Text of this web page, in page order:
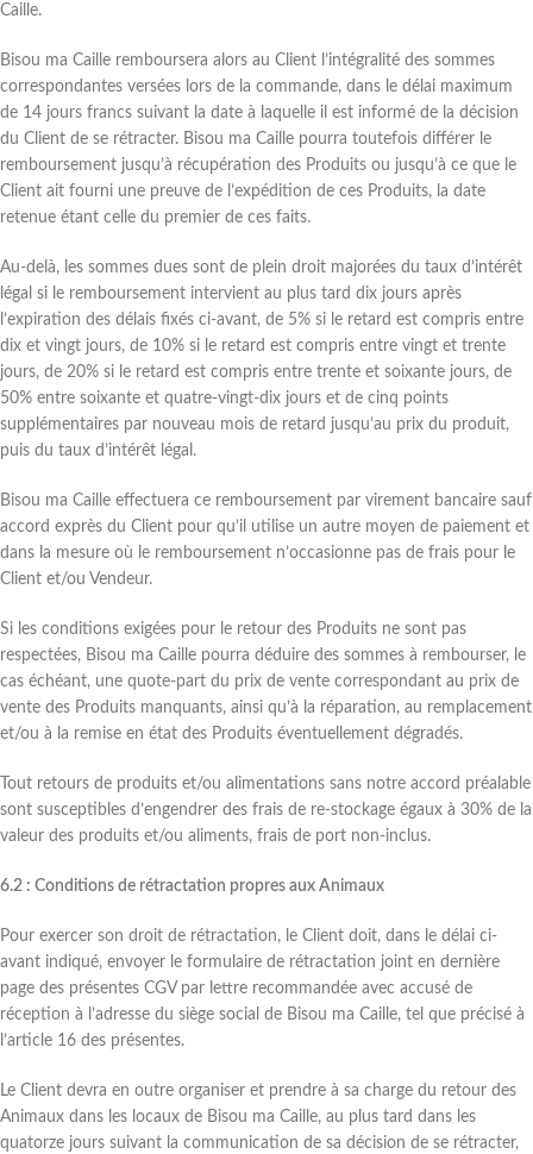
Caille.
Bisou ma Caille remboursera alors au Client l’intégralité des sommes
correspondantes versées lors de la commande, dans le délai maximum
de 14 jours francs suivant la date à laquelle il est informé de la décision
du Client de se rétracter. Bisou ma Caille pourra toutefois différer le
remboursement jusqu’à récupération des Produits ou jusqu’à ce que le
Client ait fourni une preuve de l’expédition de ces Produits, la date
retenue étant celle du premier de ces faits.
Au-delà, les sommes dues sont de plein droit majorées du taux d’intérêt
légal si le remboursement intervient au plus tard dix jours après
l’expiration des délais fixés ci-avant, de 5% si le retard est compris entre
dix et vingt jours, de 10% si le retard est compris entre vingt et trente
jours, de 20% si le retard est compris entre trente et soixante jours, de
50% entre soixante et quatre-vingt-dix jours et de cinq points
supplémentaires par nouveau mois de retard jusqu’au prix du produit,
puis du taux d’intérêt légal.
Bisou ma Caille effectuera ce remboursement par virement bancaire sauf
accord exprès du Client pour qu’il utilise un autre moyen de paiement et
dans la mesure où le remboursement n’occasionne pas de frais pour le
Client et/ou Vendeur.
Si les conditions exigées pour le retour des Produits ne sont pas
respectées, Bisou ma Caille pourra déduire des sommes à rembourser, le
cas échéant, une quote-part du prix de vente correspondant au prix de
vente des Produits manquants, ainsi qu’à la réparation, au remplacement
et/ou à la remise en état des Produits éventuellement dégradés.
Tout retours de produits et/ou alimentations sans notre accord préalable
sont susceptibles d’engendrer des frais de re-stockage égaux à 30% de la
valeur des produits et/ou aliments, frais de port non-inclus.
6.2 : Conditions de rétractation propres aux Animaux
Pour exercer son droit de rétractation, le Client doit, dans le délai ci-
avant indiqué, envoyer le formulaire de rétractation joint en dernière
page des présentes CGV par lettre recommandée avec accusé de
réception à l’adresse du siège social de Bisou ma Caille, tel que précisé à
l’article 16 des présentes.
Le Client devra en outre organiser et prendre à sa charge du retour des
Animaux dans les locaux de Bisou ma Caille, au plus tard dans les
quatorze jours suivant la communication de sa décision de se rétracter,